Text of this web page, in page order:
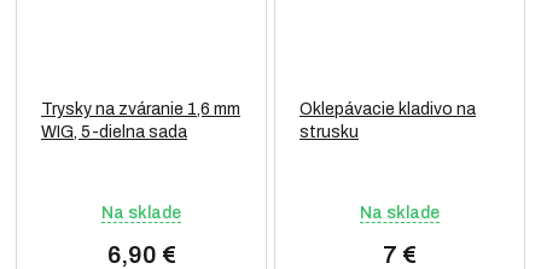
Trysky na zváranie 1,6 mm
WIG, 5-dielna sada
Na sklade
6,90 €
Oklepávacie kladivo na
strusku
Na sklade
7 €